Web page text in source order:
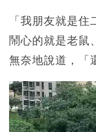
「我朋友就是
鬧心的就是老鼠
無奈地說道，「